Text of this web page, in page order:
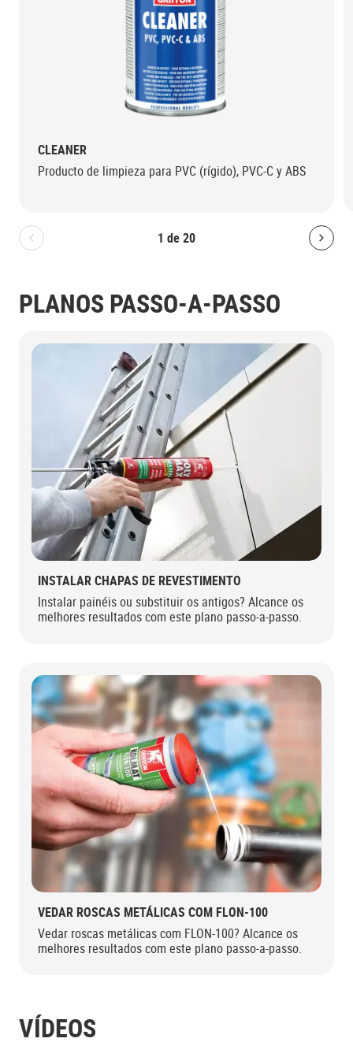
1 de20
Bolton.General.PreviousSlide
CLEANER
Producto de limpieza para PVC (rígido), PVC-C y ABS
PLANOS PASSO-A-PASSO
INSTALAR CHAPAS DE REVESTIMENTO
Instalar painéis ou substituir os antigos? Alcance os
melhores resultados com este plano passo-a-passo.
VEDAR ROSCAS METÁLICAS COM FLON-100
Vedar roscas metálicas com FLON-100? Alcance os
melhores resultados com este plano passo-a-passo.
VÍDEOS